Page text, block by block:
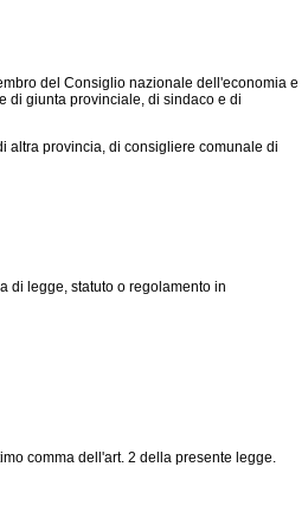
del Consiglio nazionale dell'economia e
di giunta provinciale, di sindaco e di
provincia, di consigliere comunale di
di legge, statuto o regolamento in
comma dell'art. 2 della presente legge.